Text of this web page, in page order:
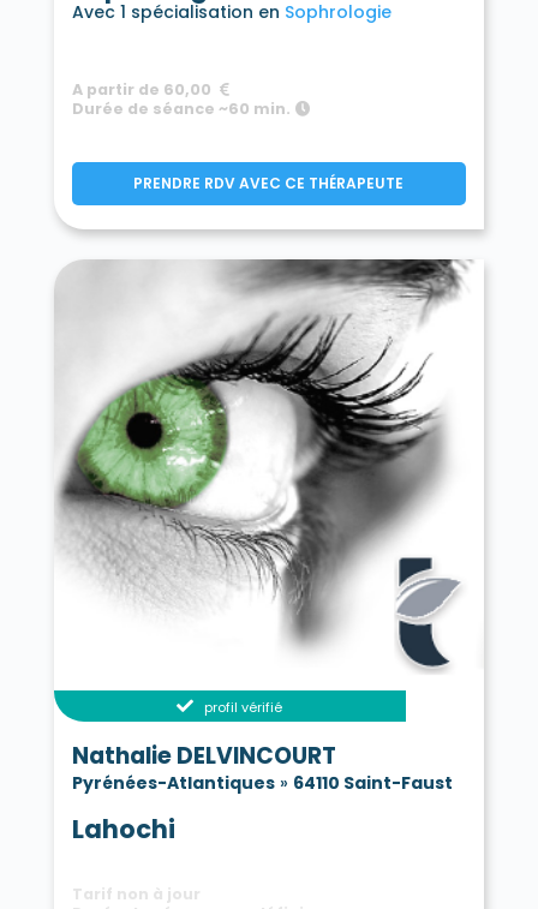
Avec 1 spécialisation en Sophrologie
A partir de 60,00
Durée de séance ~60 min.
PRENDRE RDV AVEC CE THÉRAPEUTE
profil vérifié
Nathalie DELVINCOURT
Pyrénées-Atlantiques» 64110 Saint-Faust
Lahochi
Tarif non à jour